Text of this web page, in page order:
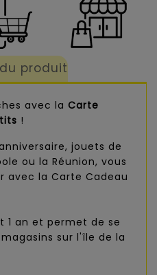
produit
avec la Carte
!
jouets de
ou la Réunion, vous
avec la Carte Cadeau
1 an et permet de se
sur l'île de la